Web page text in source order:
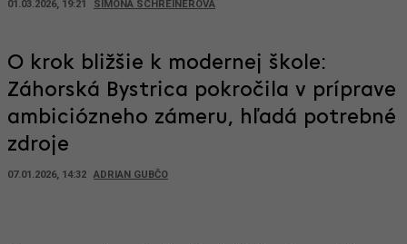
01.03.2026, 19:21 SIMONA SCHREINEROVÁ
O krok bližšie k modernej škole:
Záhorská Bystrica pokročila v príprave
ambiciózneho zámeru, hľadá potrebné
zdroje
07.01.2026, 14:32 ADRIAN GUBČO